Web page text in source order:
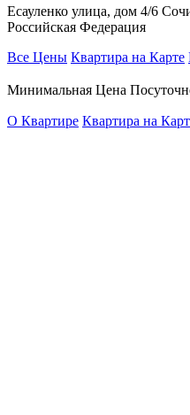
Есауленко улица, дом 4/6
Российская Федерация
Все Цены Квартира на Карте
Минимальная Цена
О Квартире Квартира на